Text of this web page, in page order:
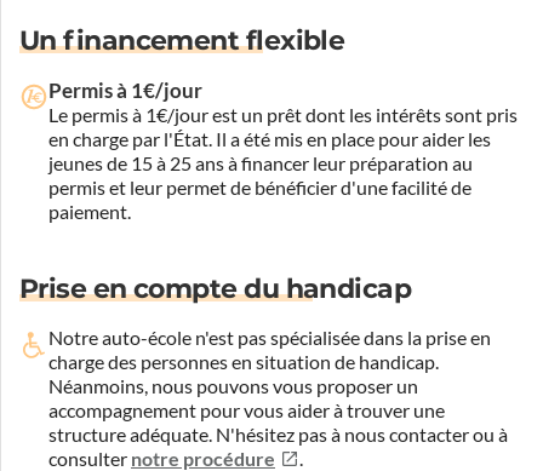
Un financement flexible
Permis à 1€/jour
Le permis à 1€/jour est un prêt dont les intérêts sont pris
en charge par l'État. Il a été mis en place pour aider les
jeunes de 15 à 25 ans à financer leur préparation au
permis et leur permet de bénéficier d'une facilité de
paiement.
Prise en compte du handicap
Notre auto-école n'est pas spécialisée dans la prise en
charge des personnes en situation de handicap.
Néanmoins, nous pouvons vous proposer un
accompagnement pour vous aider à trouver une
structure adéquate. N'hésitez pas à nous contacter ou à
consulter notre procédure .